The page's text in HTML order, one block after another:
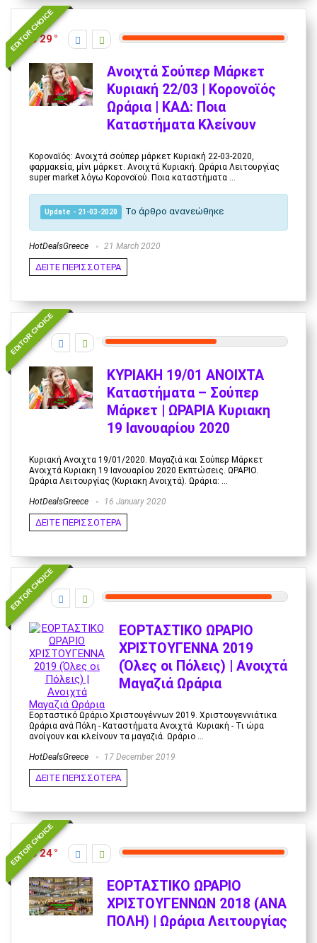
EDITOR CHOICE
29
Ανοιχτά Σούπερ Μάρκετ
Κυριακή 22/03 | Κορονοϊός
Ωράρια | ΚΑΔ: Ποια
Καταστήματα Κλείνουν
Κοροναϊός: Ανοιχτά σούπερ μάρκετ Κυριακή 22-03-2020,
φαρμακεία, μίνι μάρκετ. Ανοιχτά Κυριακή. Ωράρια Λειτουργίας
super market λόγω Κορονοϊού. Ποια καταστήματα ...
Update - 21-03-2020 Το άρθρο ανανεώθηκε
HotDealsGreece 21 March 2020
ΔΕΙΤΕ ΠΕΡΙΣΣΟΤΕΡΑ
EDITOR CHOICE
6
ΚΥΡΙΑΚΗ 19/01 ΑΝΟΙΧΤΑ
Καταστήματα – Σούπερ
Μάρκετ | ΩΡΑΡΙΑ Κυριακη
19 Ιανουαρίου 2020
Κυριακή Ανοιχτα 19/01/2020. Μαγαζιά και Σούπερ Μάρκετ
Ανοιχτά Κυριακη 19 Ιανουαρίου 2020 Εκπτώσεις. ΩΡΑΡΙΟ.
Ωράρια Λειτουργίας (Κυριακη Ανοιχτά). Ωράρια: ...
HotDealsGreece 16 January 2020
ΔΕΙΤΕ ΠΕΡΙΣΣΟΤΕΡΑ
EDITOR CHOICE
9
ΕΟΡΤΑΣΤΙΚΟ ΩΡΑΡΙΟ
ΧΡΙΣΤΟΥΓΕΝΝΑ 2019
(Όλες οι Πόλεις) | Ανοιχτά
Μαγαζιά Ωράρια
Εορταστικό Ωράριο Χριστουγέννων 2019. Χριστουγεννιάτικα
Ωράρια ανά Πόλη - Καταστήματα Ανοιχτά Κυριακή - Τι ώρα
ανοίγουν και κλείνουν τα μαγαζιά. Ωράριο ...
HotDealsGreece 17 December 2019
ΔΕΙΤΕ ΠΕΡΙΣΣΟΤΕΡΑ
EDITOR CHOICE
24
ΕΟΡΤΑΣΤΙΚΟ ΩΡΑΡΙΟ
ΧΡΙΣΤΟΥΓΕΝΝΩΝ 2018 (ΑΝΑ
ΠΟΛΗ) | Ωράρια Λειτουργίας